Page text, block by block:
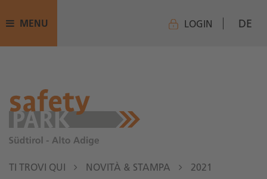
MENU LOGIN DE
TI TROVI QUI NOVITÀ & STAMPA 2021